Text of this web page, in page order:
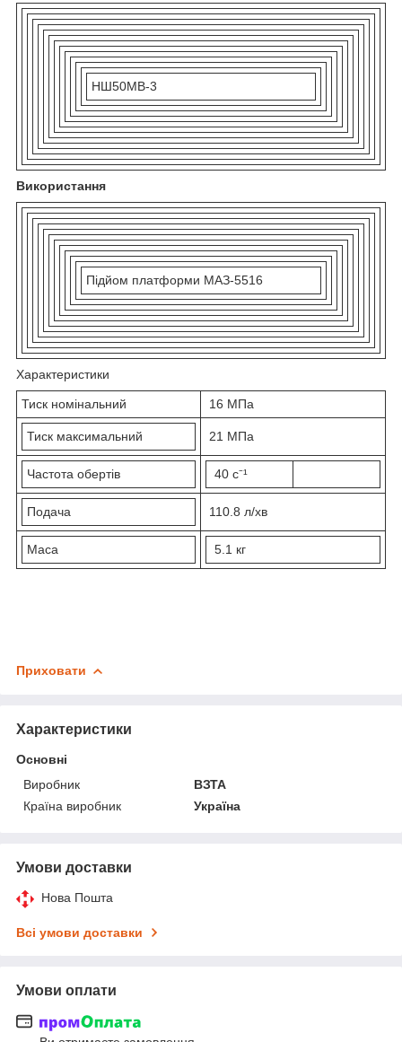
НШ50МВ-3
Використання
Підйом платформи МАЗ-5516
Характеристики
Тиск номінальний 16 МПа
Тиск максимальний 21 МПа
Частота обертів 40 с⁻¹
Подача 110.8 л/хв
Маса 5.1 кг
Приховати
Характеристики
Основні
Виробник
ВЗТА
Країна виробник
Україна
Умови доставки
Нова Пошта
Всі умови доставки
Умови оплати